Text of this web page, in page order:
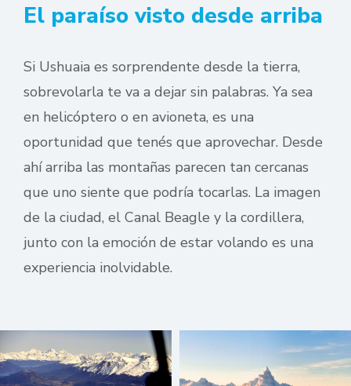
El paraíso visto desde arriba
Si Ushuaia es sorprendente desde la tierra,
sobrevolarla te va a dejar sin palabras. Ya sea
en helicóptero o en avioneta, es una
oportunidad que tenés que aprovechar. Desde
ahí arriba las montañas parecen tan cercanas
que uno siente que podría tocarlas. La imagen
de la ciudad, el Canal Beagle y la cordillera,
junto con la emoción de estar volando es una
experiencia inolvidable.